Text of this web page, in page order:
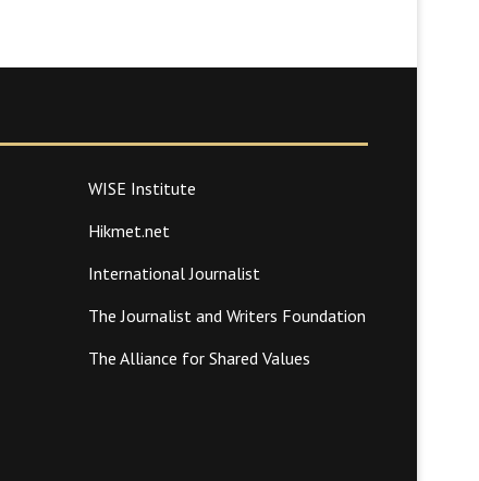
WISE Institute
Hikmet.net
International Journalist
The Journalist and Writers Foundation
The Alliance for Shared Values